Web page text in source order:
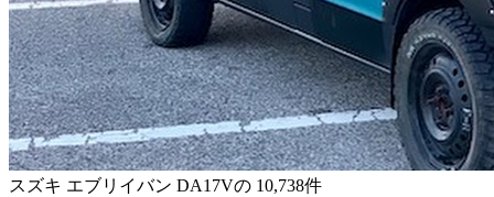
スズキ エブリイバン DA17Vの 10,738件